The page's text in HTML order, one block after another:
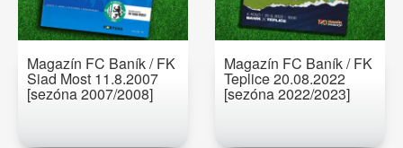
Magazín FC Baník / FK
Siad Most 11.8.2007
[sezóna 2007/2008]
Magazín FC Baník / FK
Teplice 20.08.2022
[sezóna 2022/2023]